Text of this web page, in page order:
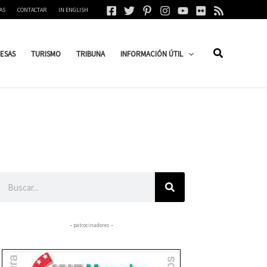
CONTACTAR IN ENGLISH
TURISMO TRIBUNA INFORMACIÓN ÚTIL
– patrocinadores –